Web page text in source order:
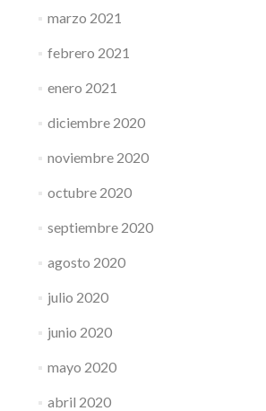
marzo 2021
febrero 2021
enero 2021
diciembre 2020
noviembre 2020
octubre 2020
septiembre 2020
agosto 2020
julio 2020
junio 2020
mayo 2020
abril 2020